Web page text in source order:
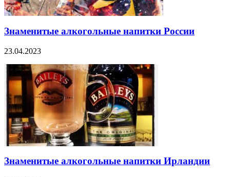
Знаменитые алкогольные напитки России
23.04.2023
Знаменитые алкогольные напитки Ирландии